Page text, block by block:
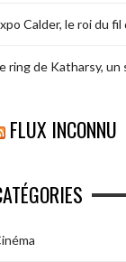
Calder, le roi du
ring de Katharsy,
FLUX INCONNU